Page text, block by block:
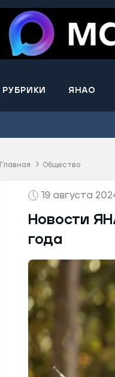
РУБРИКИ ЯНАО
район
Новый
Тарко-
Главная Общество
19 августа
Новости
года